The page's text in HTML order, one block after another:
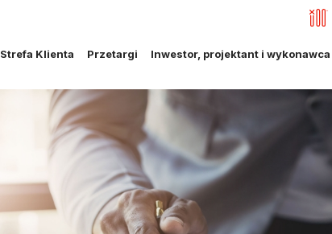
Strefa Klienta Przetargi Inwestor, projektant i wykonawca